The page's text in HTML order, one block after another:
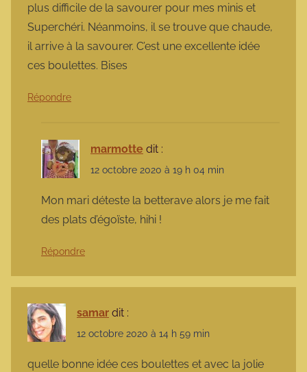
plus difficile de la savourer pour mes minis et
Superchéri. Néanmoins, il se trouve que chaude,
il arrive à la savourer. C’est une excellente idée
ces boulettes. Bises
Répondre
marmotte dit :
12 octobre 2020 à 19 h 04 min
Mon mari déteste la betterave alors je me fait
des plats d’égoïste, hihi !
Répondre
samar dit :
12 octobre 2020 à 14 h 59 min
quelle bonne idée ces boulettes et avec la jolie